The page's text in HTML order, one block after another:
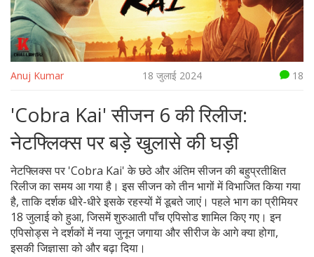
Anuj Kumar 18 जुलाई 2024 18
'Cobra Kai' सीजन 6 की रिलीज:
नेटफ्लिक्स पर बड़े खुलासे की घड़ी
नेटफ्लिक्स पर 'Cobra Kai' के छठे और अंतिम सीजन की बहुप्रतीक्षित
रिलीज का समय आ गया है। इस सीजन को तीन भागों में विभाजित किया गया
है, ताकि दर्शक धीरे-धीरे इसके रहस्यों में डूबते जाएं। पहले भाग का प्रीमियर
18 जुलाई को हुआ, जिसमें शुरुआती पाँच एपिसोड शामिल किए गए। इन
एपिसोड्स ने दर्शकों में नया जुनून जगाया और सीरीज के आगे क्या होगा,
इसकी जिज्ञासा को और बढ़ा दिया।